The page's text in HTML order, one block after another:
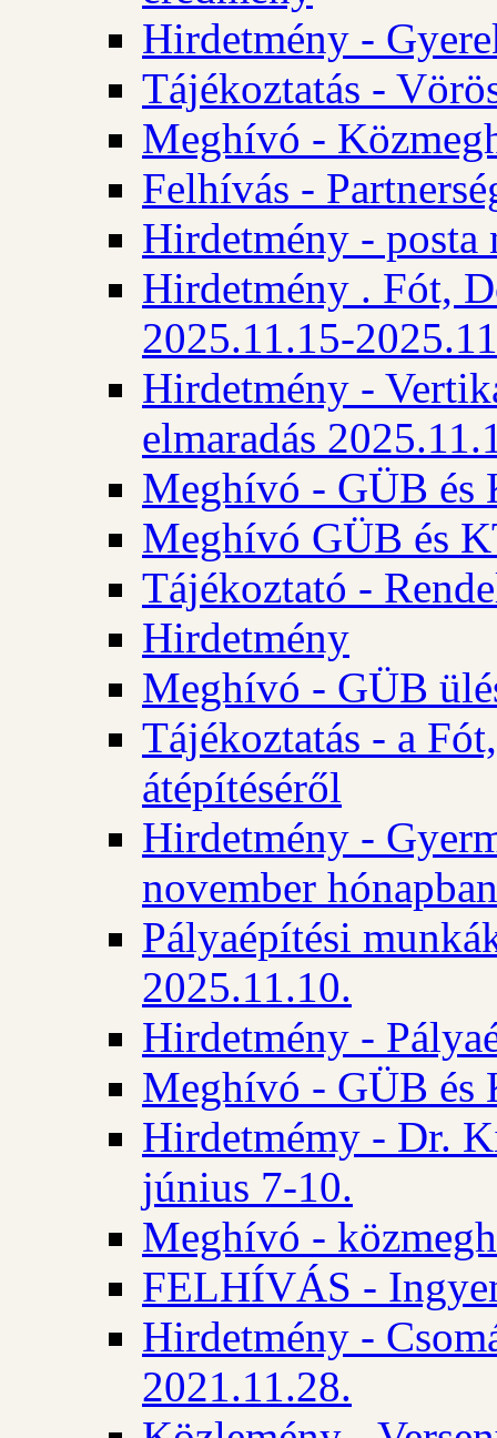
Hirdetmény -
Tájékoztatás -
Meghívó -
Felhívás -
Hirdetmény - posta
Hirdetmény . Fót,
2025.11.15-
Hirdetmény -
elmaradás
Meghívó - GÜB és
Meghívó GÜB és
Tájékoztató -
Hirdetmény
Meghívó - GÜB
Tájékoztatás - a
átépítéséről
Hirdetmény -
november hónapban
Pályaépítési
2025.11.10.
Hirdetmény -
Meghívó - GÜB és
Hirdetmémy - Dr.
június 7-10.
Meghívó -
FELHÍVÁS -
Hirdetmény -
2021.11.28.